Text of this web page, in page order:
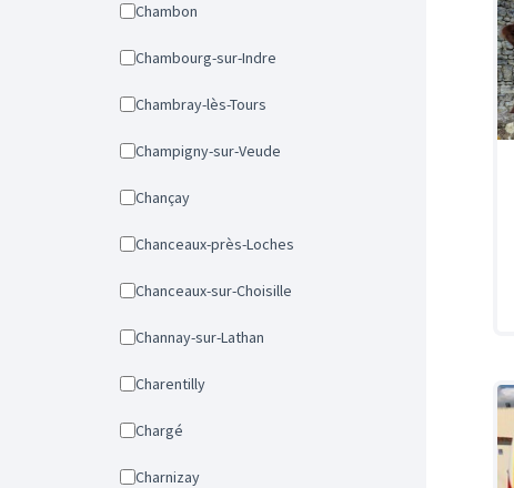
Chambon
Chambourg-sur-Indre
Chambray-lès-Tours
Champigny-sur-Veude
Chançay
Chanceaux-près-Loches
Chanceaux-sur-Choisille
Channay-sur-Lathan
Charentilly
Chargé
Charnizay